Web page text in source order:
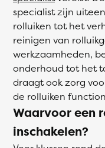
specialist zijn
rolluiken tot het
reinigen van
werkzaamheden,
onderhoud tot het
draagt ook zorg
de rolluiken
Waarvoor een
inschakelen?